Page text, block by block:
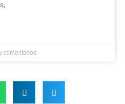
comentarios